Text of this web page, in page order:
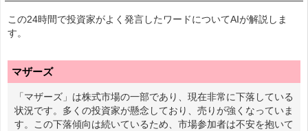
この24時間で投資家がよく発言したワードについてAIが解説しま
す。
マザーズ
「マザーズ」は株式市場の一部であり、現在非常に下落している
状況です。多くの投資家が懸念しており、売りが強くなっていま
す。この下落傾向は続いているため、市場参加者は不安を抱いて